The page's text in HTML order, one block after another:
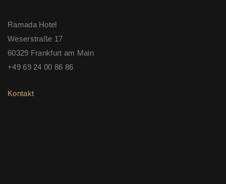
Ramada Hotel
Weserstraße 17
60329 Frankfurt am Main
+49 69 24 00 86 86
Kontakt